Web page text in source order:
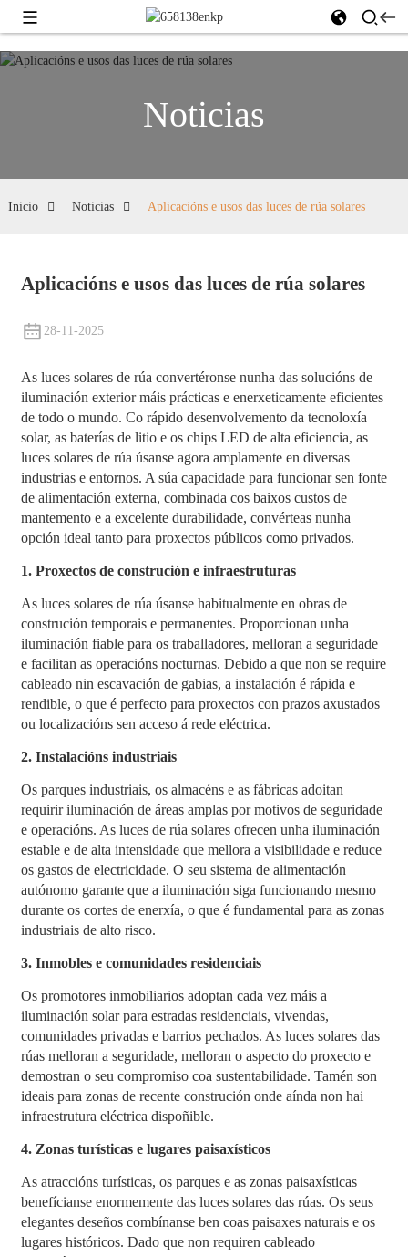
Noticias
Inicio Noticias Aplicacións e usos das luces de rúa solares
Aplicacións e usos das luces de rúa solares
28-11-2025
As luces solares de rúa convertéronse nunha das solucións de
iluminación exterior máis prácticas e enerxeticamente eficientes
de todo o mundo. Co rápido desenvolvemento da tecnoloxía
solar, as baterías de litio e os chips LED de alta eficiencia, as
luces solares de rúa úsanse agora amplamente en diversas
industrias e entornos. A súa capacidade para funcionar sen fonte
de alimentación externa, combinada cos baixos custos de
mantemento e a excelente durabilidade, convérteas nunha
opción ideal tanto para proxectos públicos como privados.
1. Proxectos de construción e infraestruturas
As luces solares de rúa úsanse habitualmente en obras de
construción temporais e permanentes. Proporcionan unha
iluminación fiable para os traballadores, melloran a seguridade
e facilitan as operacións nocturnas. Debido a que non se require
cableado nin escavación de gabias, a instalación é rápida e
rendible, o que é perfecto para proxectos con prazos axustados
ou localizacións sen acceso á rede eléctrica.
2. Instalacións industriais
Os parques industriais, os almacéns e as fábricas adoitan
requirir iluminación de áreas amplas por motivos de seguridade
e operacións. As luces de rúa solares ofrecen unha iluminación
estable e de alta intensidade que mellora a visibilidade e reduce
os gastos de electricidade. O seu sistema de alimentación
autónomo garante que a iluminación siga funcionando mesmo
durante os cortes de enerxía, o que é fundamental para as zonas
industriais de alto risco.
3. Inmobles e comunidades residenciais
Os promotores inmobiliarios adoptan cada vez máis a
iluminación solar para estradas residenciais, vivendas,
comunidades privadas e barrios pechados. As luces solares das
rúas melloran a seguridade, melloran o aspecto do proxecto e
demostran o seu compromiso coa sustentabilidade. Tamén son
ideais para zonas de recente construción onde aínda non hai
infraestrutura eléctrica dispoñible.
4. Zonas turísticas e lugares paisaxísticos
As atraccións turísticas, os parques e as zonas paisaxísticas
benefícianse enormemente das luces solares das rúas. Os seus
elegantes deseños combínanse ben coas paisaxes naturais e os
lugares históricos. Dado que non requiren cableado